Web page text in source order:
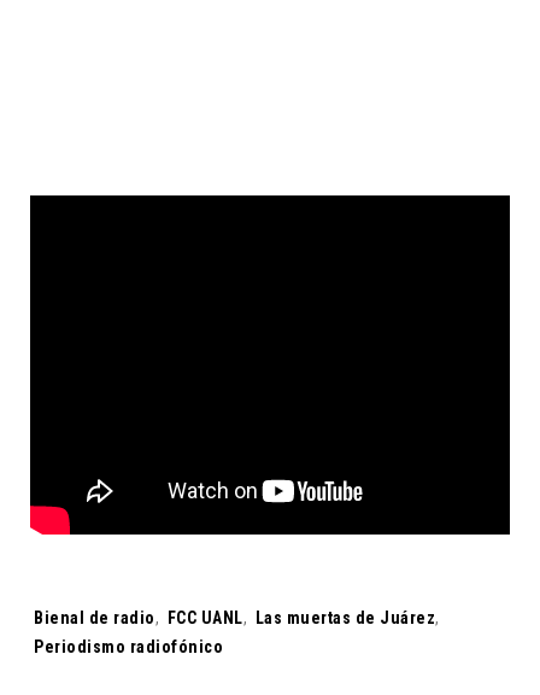
Tags:
Bienal de radio, FCC UANL, Las muertas de Juárez,
Periodismo radiofónico